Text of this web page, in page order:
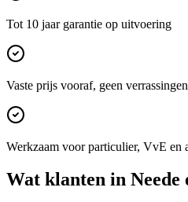
Tot 10 jaar garantie op uitvoering
Vaste prijs vooraf, geen verrassingen
Werkzaam voor particulier, VvE en
Wat klanten in Neede